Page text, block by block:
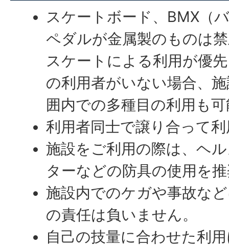
スケートボード、BMX（
ペダルが金属製のものは
スケートによる利用が優
の利用者がいない場合、
囲内での多種目の利用も
利用者同士で譲り合って
施設をご利用の際は、ヘ
ターなどの防具の使用を
施設内でのケガや事故な
の責任は負いません。
自己の技量に合わせた利